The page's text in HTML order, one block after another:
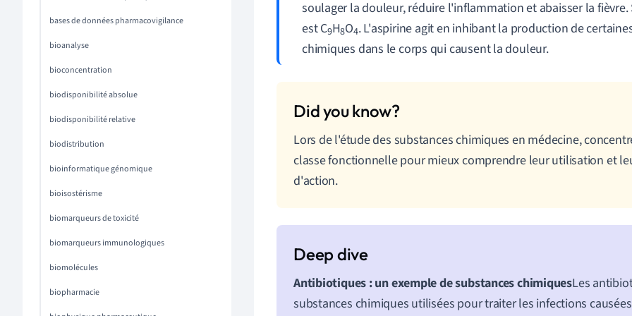
bases de données pharmacovigilance
bioanalyse
bioconcentration
biodisponibilité absolue
biodisponibilité relative
biodistribution
bioinformatique génomique
bioisostérisme
biomarqueurs de toxicité
biomarqueurs immunologiques
biomolécules
biopharmacie
soulager la douleur, réduire l'inflammation et abaisser la
est C9H8O4. L'aspirine agit en inhibant la production de
chimiques dans le corps qui causent la douleur.
Lors de l'étude des substances chimiques en médecine,
classe fonctionnelle pour mieux comprendre leur utilisation et
d'action.
Antibiotiques : un exemple de substances chimiquesLes
substances chimiques utilisées pour traiter les infections